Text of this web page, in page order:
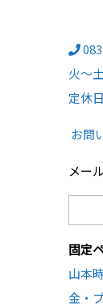
火～
定休
お問
メー
索:
固定
山本
金・